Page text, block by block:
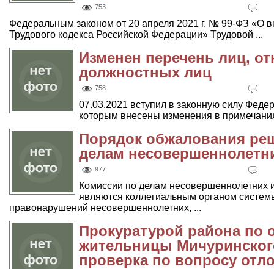
753
Федеральным законом от 20 апреля 2021 г. № 99-ФЗ «О
Трудового кодекса Российской Федерации» Трудовой ...
Изменен перечень лиц,
должностных лиц
758
07.03.2021 вступил в законную силу
которым внесены изменения в
Порядок обжалования
делам
977
Комиссии по делам
являются коллегиальным органом
правонарушений несовершеннолетних, ...
Прокуратурой района по
жительницы
проверка по вопросу